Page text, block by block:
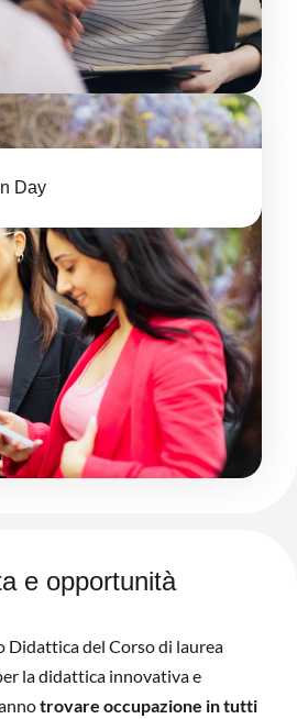
Day
e opportunità
Didattica del Corso di laurea
la didattica innovativa e
trovare occupazione intutti